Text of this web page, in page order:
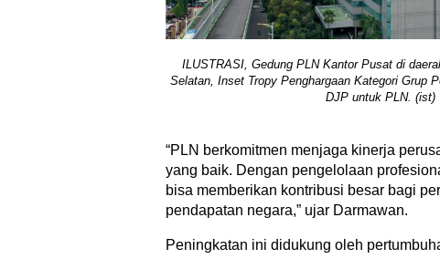
ILUSTRASI, Gedung PLN Kantor Pusat di
Selatan, Inset Tropy Penghargaan Kategori Grup
DJP untuk PLN. (ist)
“PLN berkomitmen menjaga kinerja
yang baik. Dengan pengelolaan
bisa memberikan kontribusi besar bagi
pendapatan negara,” ujar Darmawan.
Peningkatan ini didukung oleh